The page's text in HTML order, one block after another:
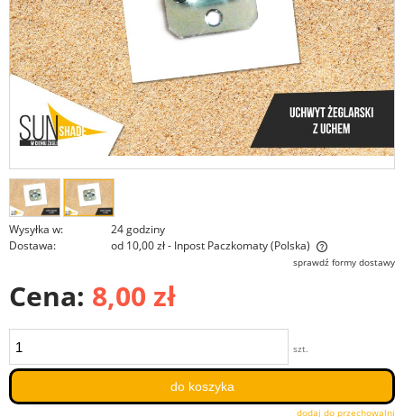
Wysyłka w:
24 godziny
Dostawa:
od 10,00 zł- Inpost Paczkomaty(Polska)
Cena nie zawiera ewentualnych kosztów płatnościsprawdź formy dostawy
Cena: 8,00 zł
szt.
do koszyka
dodaj do przechowalni